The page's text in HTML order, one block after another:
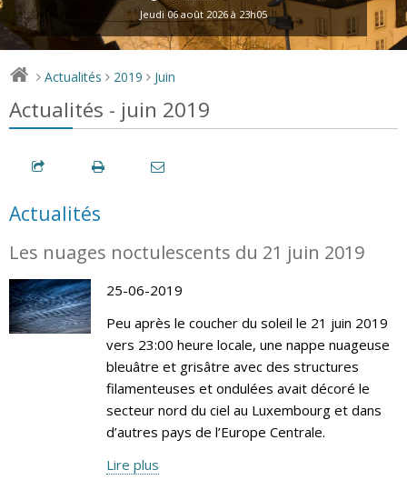
Jeudi 06 août 2026 à 23h05
> Actualités > 2019 > Juin
Actualités - juin 2019
Actualités
Les nuages noctulescents du 21 juin 2019
25-06-2019
Peu après le coucher du soleil le 21 juin 2019
vers 23:00 heure locale, une nappe nuageuse
bleuâtre et grisâtre avec des structures
filamenteuses et ondulées avait décoré le
secteur nord du ciel au Luxembourg et dans
d’autres pays de l’Europe Centrale.
Lire plus